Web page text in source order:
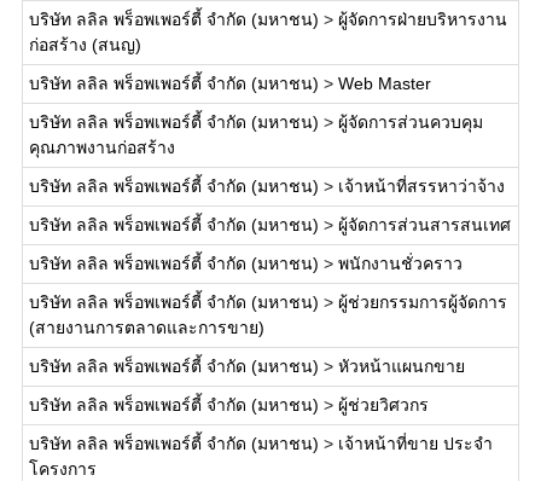
บริษัท ลลิล พร็อพเพอร์ตี้ จำกัด (มหาชน) > ผู้จัดการฝ่ายบริหารงาน
ก่อสร้าง (สนญ)
บริษัท ลลิล พร็อพเพอร์ตี้ จำกัด (มหาชน) > Web Master
บริษัท ลลิล พร็อพเพอร์ตี้ จำกัด (มหาชน) > ผู้จัดการส่วนควบคุม
คุณภาพงานก่อสร้าง
บริษัท ลลิล พร็อพเพอร์ตี้ จำกัด (มหาชน) > เจ้าหน้าที่สรรหาว่าจ้าง
บริษัท ลลิล พร็อพเพอร์ตี้ จำกัด (มหาชน) > ผู้จัดการส่วนสารสนเทศ
บริษัท ลลิล พร็อพเพอร์ตี้ จำกัด (มหาชน) > พนักงานชั่วคราว
บริษัท ลลิล พร็อพเพอร์ตี้ จำกัด (มหาชน) > ผู้ช่วยกรรมการผู้จัดการ
(สายงานการตลาดและการขาย)
บริษัท ลลิล พร็อพเพอร์ตี้ จำกัด (มหาชน) > หัวหน้าแผนกขาย
บริษัท ลลิล พร็อพเพอร์ตี้ จำกัด (มหาชน) > ผู้ช่วยวิศวกร
บริษัท ลลิล พร็อพเพอร์ตี้ จำกัด (มหาชน) > เจ้าหน้าที่ขาย ประจำ
โครงการ